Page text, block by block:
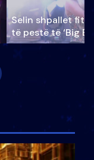
Selin shpallet
të pestë të ‘Big